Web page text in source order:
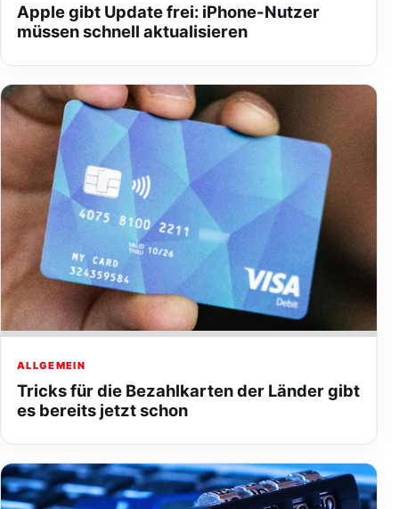
Apple gibt Update frei: iPhone-Nutzer
müssen schnell aktualisieren
ALLGEMEIN
Tricks für die Bezahlkarten der Länder gibt
es bereits jetzt schon